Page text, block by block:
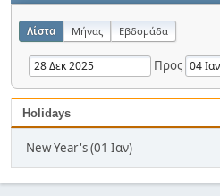
Λίστα Μήνας Εβδομάδα
Προς
Holidays
New Year's (01 Ιαν)